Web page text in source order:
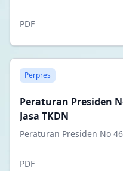
PDF
Perpres
Peraturan Presiden
Jasa TKDN
Peraturan Presiden No
PDF